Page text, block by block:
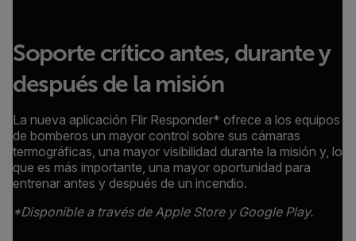
Soporte crítico antes, durante y
después de la misión
La nueva aplicación Flir Responder* ofrece a los equipos
de bomberos un mayor control sobre sus cámaras
termográficas, una mayor visibilidad durante la misión y, lo
que es más importante, una mayor oportunidad para
entrenar antes y después de un incendio.
*Disponible a través de Apple Store y Google Play.